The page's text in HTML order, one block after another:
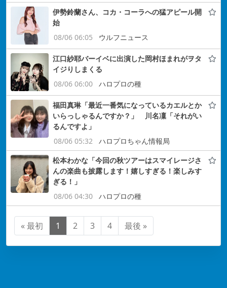
伊勢鈴蘭さん、コカ・コーラへの猛アピール開
始
08/06 06:05
ウルフニュース
江口紗耶バーイベに出演した岡村ほまれがヲタ
イジりしまくる
08/06 06:00
ハロプロの種
福田真琳「最近一番気になっているカエルとか
いらっしゃるんですか？」 川名凜「それがい
るんですよ」
08/06 05:32
ハロプロちゃん情報局
松本わかな「今回の秋ツアーはスマイレージさ
んの楽曲も披露します！嬉しすぎる！楽しみす
ぎる！」
08/06 04:30
ハロプロの種
« 最初 1 2 3 4 最後 »